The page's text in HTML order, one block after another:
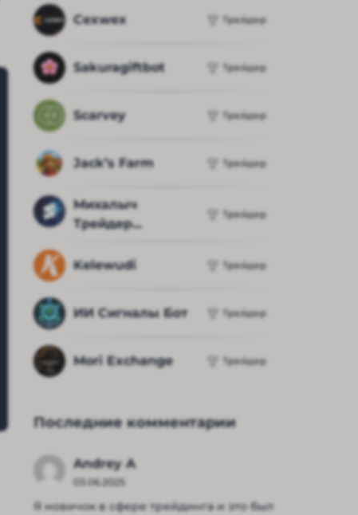
Cexwex Трейдер
Sakuragiftbot Трейдер
Scarvey Трейдер
Jack’s Farm Трейдер
Михалыч
Трейдер...
Трейдер
Kelewudi Трейдер
ИИ Сигналы Бот Трейдер
Mori Exchange Трейдер
Последние комментарии
Andrey A
03.06.2025
Я новичок в сфере трейдинга и это был